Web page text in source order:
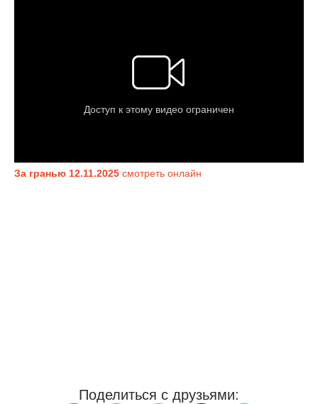
За гранью 12.11.2025 смотреть онлайн
Поделиться с друзьями: